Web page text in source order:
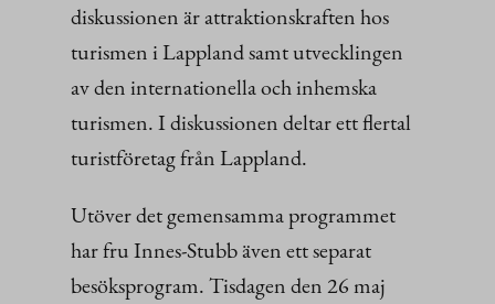
diskussionen är attraktionskraften hos
turismen i Lappland samt utvecklingen
av den internationella och inhemska
turismen. I diskussionen deltar ett flertal
turistföretag från Lappland.
Utöver det gemensamma programmet
har fru Innes-Stubb även ett separat
besöksprogram. Tisdagen den 26 maj